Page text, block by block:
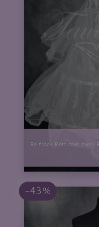
Reifrock Petticoat zwei
-43%